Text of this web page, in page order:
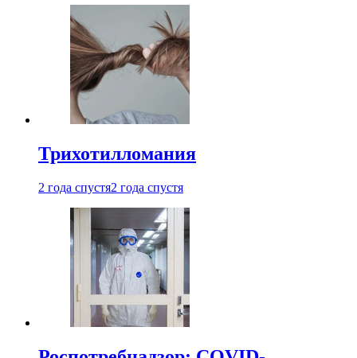
Трихотилломания
2 года спустя2 года спустя